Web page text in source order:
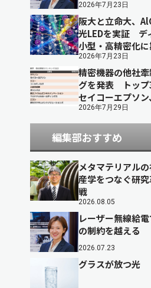
2026年7月23日
阪大と立命大、
光LEDを実証 デ
小型・高精密化
2026年7月23日
精密機器の他社
グを発表 トップ3
セイコーエプソ
2026年7月29日
編集部おすすめ
メタマテリアル
産学をつなぐ研
戦
2026.08.05
レーザー無線給
の制約を越える
2026.07.23
グラスが放つ光